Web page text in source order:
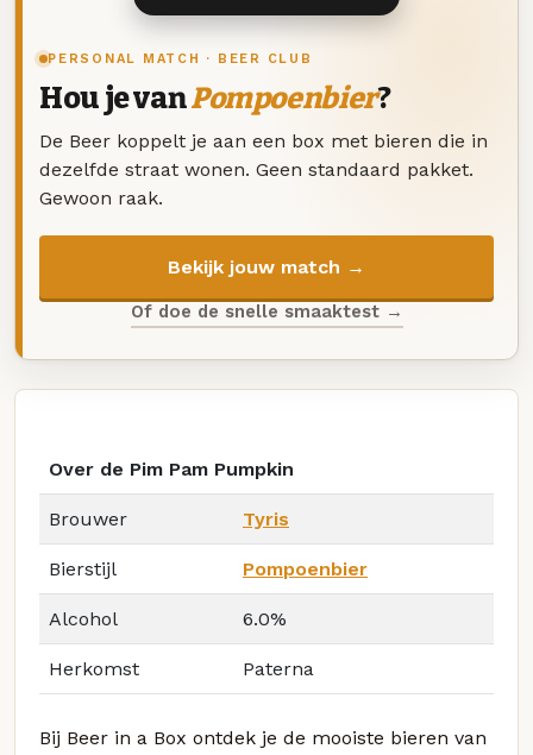
PERSONAL MATCH · BEER CLUB
Hou je vanPompoenbier?
De Beer koppelt je aan een box met bieren die in
dezelfde straat wonen. Geen standaard pakket.
Gewoon raak.
Bekijk jouw match →
Of doe de snelle smaaktest →
Over de Pim Pam Pumpkin
Brouwer Tyris
Bierstijl Pompoenbier
Alcohol 6.0%
Herkomst Paterna
Bij Beer in a Box ontdek je de mooiste bieren van